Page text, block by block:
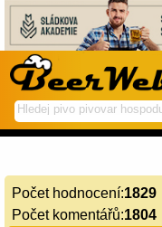
hledej
na
spustí
hledání
Počet hodnocení:1829
Počet komentářů:1804